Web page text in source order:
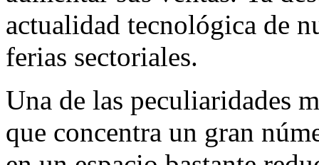
actualidad tecnológica de
ferias sectoriales.
Una de las peculiaridades
que concentra un gran